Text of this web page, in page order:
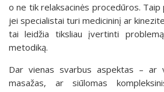
o ne tik relaksacinės procedūros.
jei specialistai turi medicininį ar
tai leidžia tiksliau įvertinti
metodiką.
Dar vienas svarbus aspektas – ar
masažas, ar siūlomas